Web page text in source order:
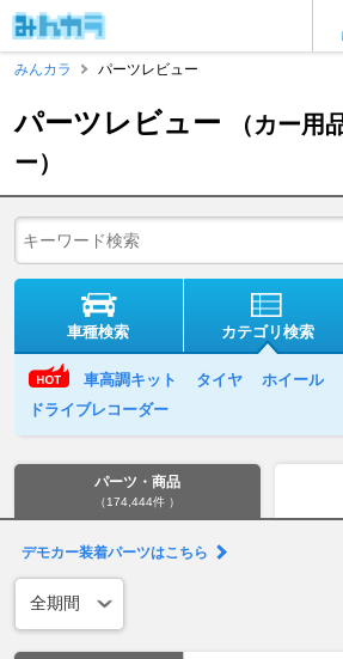
みんカラ
パーツレビュー
パーツレビュー
（カー用
ー）
車種検索 カテゴリ検索
車高調キット タイヤ ホイール
ドライブレコーダー
パーツ・商品
（174,444件 ）
デモカー装着パーツはこちら